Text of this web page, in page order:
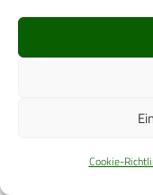
Cookie-
CPM
CPM EVENTS
MEDIADATEN